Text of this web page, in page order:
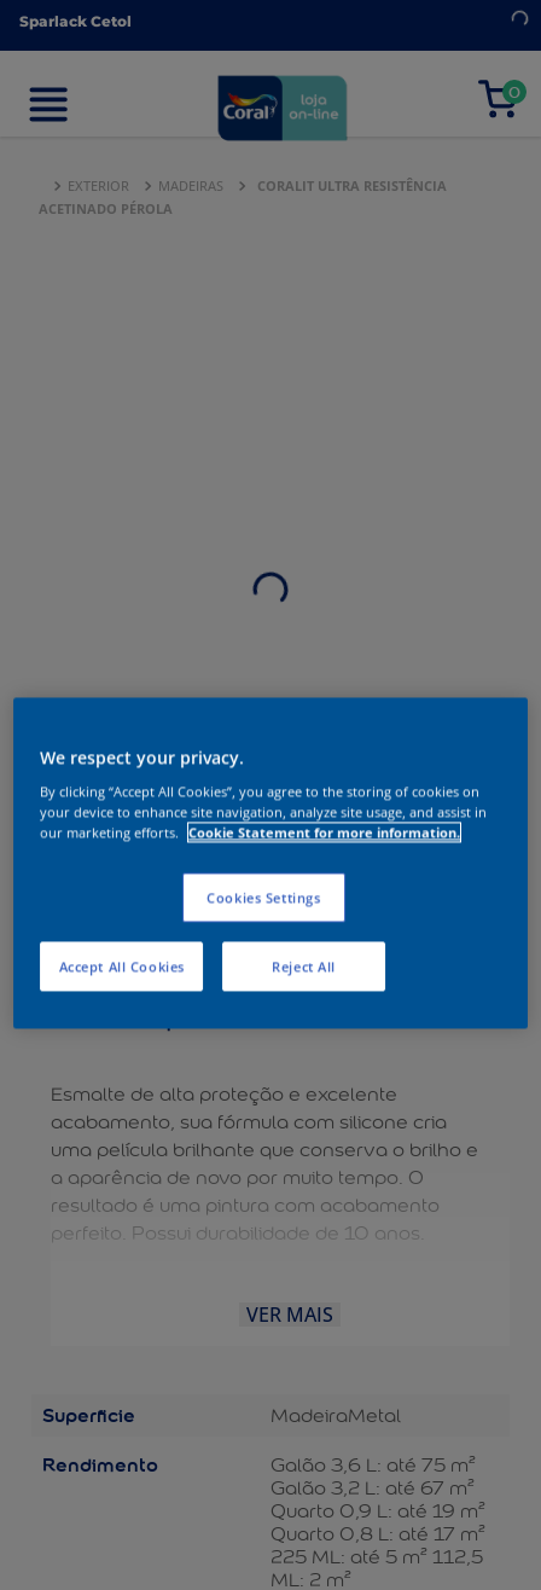
Sparlack Cetol
0
Sparlack Cetol
0
EXTERIOR MADEIRAS
CORALIT ULTRA RESISTÊNCIA
ACETINADO PÉROLA
Esmalte de alta proteção e excelente
acabamento, sua fórmula com silicone cria
uma película brilhante que conserva o brilho e
a aparência de novo por muito tempo. O
resultado é uma pintura com acabamento
perfeito. Possui durabilidade de 10 anos.
VER MAIS
Superficie MadeiraMetal
Rendimento
Galão 3,6 L: até 75 m²
Galão 3,2 L: até 67 m²
Quarto 0,9 L: até 19 m²
Quarto 0,8 L: até 17 m²
225 ML: até 5 m² 112,5
ML: 2 m²
We respect your privacy.
By clicking “Accept All Cookies”, you agree to the storing of cookies on
your device to enhance site navigation, analyze site usage, and assist in
our marketing efforts.
Cookie Statement for more information.
Cookies Settings
Reject All
Accept All Cookies